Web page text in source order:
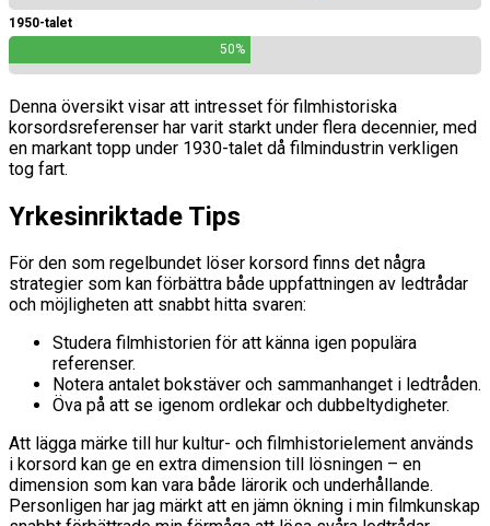
1950-talet
50%
Denna översikt visar att intresset för filmhistoriska
korsordsreferenser har varit starkt under flera decennier, med
en markant topp under 1930-talet då filmindustrin verkligen
tog fart.
Yrkesinriktade Tips
För den som regelbundet löser korsord finns det några
strategier som kan förbättra både uppfattningen av ledtrådar
och möjligheten att snabbt hitta svaren:
Studera filmhistorien för att känna igen populära
referenser.
Notera antalet bokstäver och sammanhanget i ledtråden.
Öva på att se igenom ordlekar och dubbeltydigheter.
Att lägga märke till hur kultur- och filmhistorielement används
i korsord kan ge en extra dimension till lösningen – en
dimension som kan vara både lärorik och underhållande.
Personligen har jag märkt att en jämn ökning i min filmkunskap